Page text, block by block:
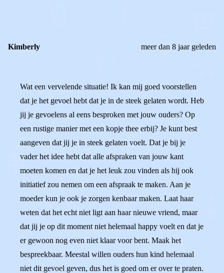
Kimberly meer dan 8 jaar geleden
Wat een vervelende situatie! Ik kan mij goed voorstellen
dat je het gevoel hebt dat je in de steek gelaten wordt. Heb
jij je gevoelens al eens besproken met jouw ouders? Op
een rustige manier met een kopje thee erbij? Je kunt best
aangeven dat jij je in steek gelaten voelt. Dat je bij je
vader het idee hebt dat alle afspraken van jouw kant
moeten komen en dat je het leuk zou vinden als hij ook
initiatief zou nemen om een afspraak te maken. Aan je
moeder kun je ook je zorgen kenbaar maken. Laat haar
weten dat het echt niet ligt aan haar nieuwe vriend, maar
dat jij je op dit moment niet helemaal happy voelt en dat je
er gewoon nog even niet klaar voor bent. Maak het
bespreekbaar. Meestal willen ouders hun kind helemaal
niet dit gevoel geven, dus het is goed om er over te praten.